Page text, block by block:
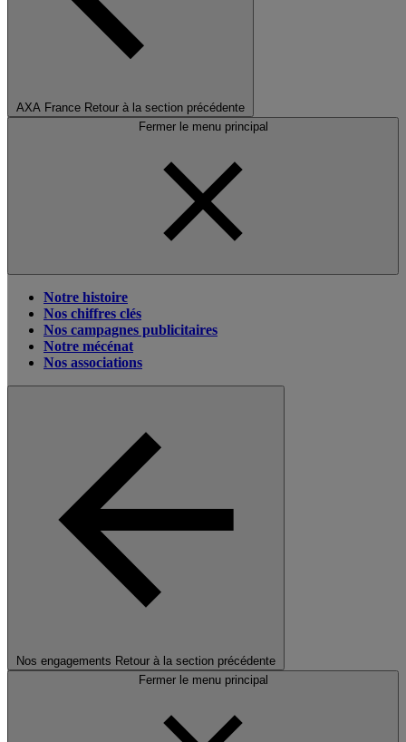
AXA France Retour à la section précédente
Fermer le menu principal
Notre histoire
Nos chiffres clés
Nos campagnes publicitaires
Notre mécénat
Nos associations
Nos engagements Retour à la section précédente
Fermer le menu principal